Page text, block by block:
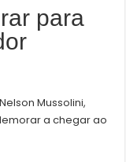
para
Mussolini,
a chegar ao